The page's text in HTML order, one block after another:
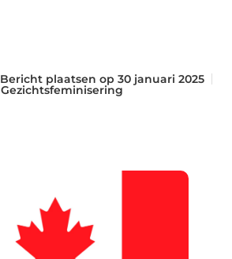
Bericht plaatsen op 30 januari 2025
Gezichtsfeminisering